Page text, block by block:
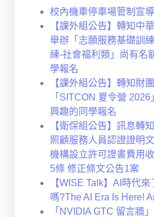
校內機車停車場管制宣
【課外組公告】轉知中
舉辦「志願服務基礎訓
練-社會福利類」尚有名
學報名
【課外組公告】轉知財
「SITCON 夏令營
興趣的同學報名
【衛保組公告】訊息轉
照顧服務人員認證證明
機構設立許可證書費用
5條 修正條文公告1案
【WISE Talk】AI時代
嗎?The AI Era Is Here!
「NVIDIA GTC 留言牆